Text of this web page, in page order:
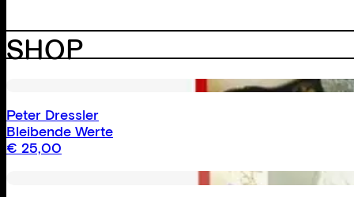
SHOP
Peter Dressler
Bleibende Werte
€ 25,00